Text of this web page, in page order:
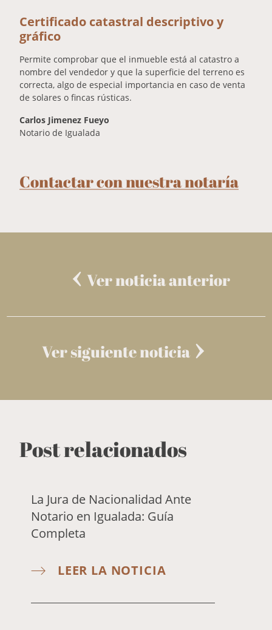
Certificado catastral descriptivo y
gráfico
Permite comprobar que el inmueble está al catastro a
nombre del vendedor y que la superficie del terreno es
correcta, algo de especial importancia en caso de venta
de solares o fincas rústicas.
Carlos Jimenez Fueyo
Notario de Igualada
Contactar con nuestra notaría
Ver noticia anterior
Ver siguiente noticia
Post relacionados
La Jura de Nacionalidad Ante
Notario en Igualada: Guía
Completa
LEER LA NOTICIA